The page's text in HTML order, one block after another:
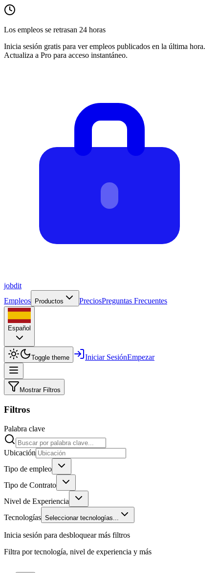
Los empleos se retrasan 24 horas
Inicia sesión gratis para ver empleos publicados en la última hora.
Actualiza a Pro para acceso instantáneo.
jobdit
Empleos
Productos PreciosPreguntas Frecuentes
Español
Toggle theme Iniciar SesiónEmpezar
Mostrar Filtros
Filtros
Palabra clave
Ubicación
Tipo de empleo
Tipo de Contrato
Nivel de Experiencia
Tecnologías Seleccionar tecnologías...
Inicia sesión para desbloquear más filtros
Filtra por tecnología, nivel de experiencia y más